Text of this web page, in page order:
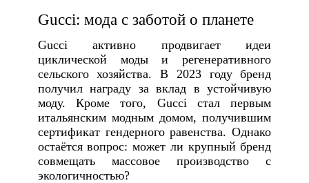
Gucci: мода с заботой о планете
Gucci активно продвигает идеи
циклической моды и регенеративного
сельского хозяйства. В 2023 году бренд
получил награду за вклад в устойчивую
моду. Кроме того, Gucci стал первым
итальянским модным домом, получившим
сертификат гендерного равенства. Однако
остаётся вопрос: может ли крупный бренд
совмещать массовое производство с
экологичностью?